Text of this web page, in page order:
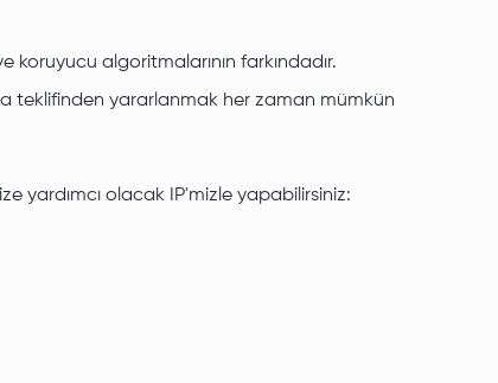
koruyucu algoritmalarının farkındadır.
teklifinden yararlanmak her zaman mümkün
yardımcı olacak IP'mizle yapabilirsiniz: